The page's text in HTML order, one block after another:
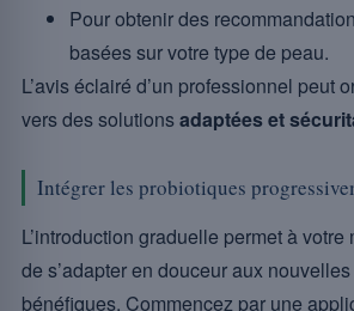
Pour obtenir des
basées sur votre type de peau.
L’avis éclairé d’un professionnel peut
vers des solutionsadaptées et
Intégrer les probiotiques
L’introduction graduelle permet à
de s’adapter en douceur aux
bénéfiques. Commencez par une